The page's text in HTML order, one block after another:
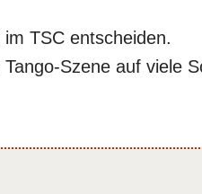
TSC entscheiden.
Szene auf viele